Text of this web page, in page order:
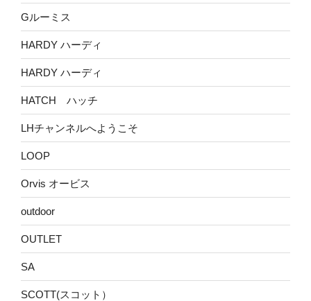
Gルーミス
HARDY ハーディ
HARDY ハーディ
HATCH ハッチ
LHチャンネルへようこそ
LOOP
Orvis オービス
outdoor
OUTLET
SA
SCOTT(スコット）